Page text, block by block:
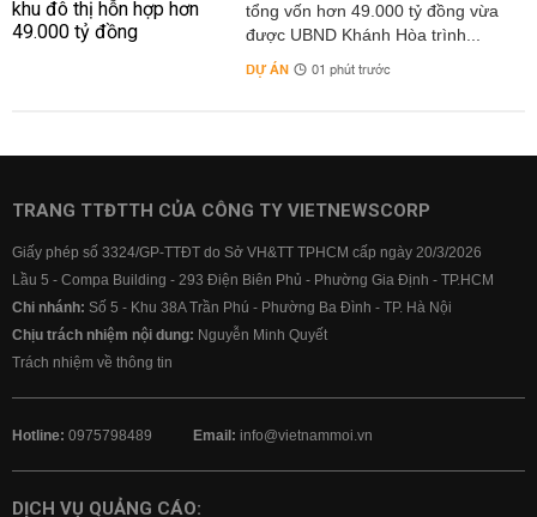
tổng vốn hơn 49.000 tỷ đồng vừa
được UBND Khánh Hòa trình...
DỰ ÁN 01 phút trước
TRANG TTĐTTH CỦA CÔNG TY VIETNEWSCORP
Giấy phép số 3324/GP-TTĐT do Sở VH&TT TPHCM cấp ngày 20/3/2026
Lầu 5 - Compa Building - 293 Điện Biên Phủ - Phường Gia Định - TP.HCM
Chi nhánh: Số 5 - Khu 38A Trần Phú - Phường Ba Đình - TP. Hà Nội
Chịu trách nhiệm nội dung: Nguyễn Minh Quyết
Trách nhiệm về thông tin
Hotline: 0975798489 Email: info@vietnammoi.vn
DỊCH VỤ QUẢNG CÁO: